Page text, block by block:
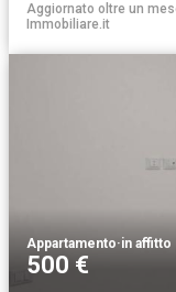
Aggiornato oltre un
Immobiliare.it
Appartamento·in affitto
500 €